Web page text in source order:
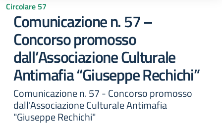
Circolare 57
Comunicazione n. 57 –
Concorso promosso
dall’Associazione Culturale
Antimafia “Giuseppe Rechichi”
Comunicazione n. 57 - Concorso promosso
dall'Associazione Culturale Antimafia
"Giuseppe Rechichi"